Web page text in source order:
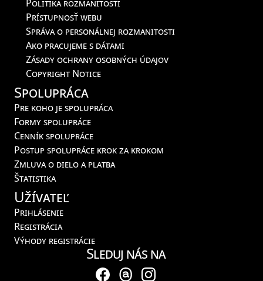
Politika rozmanitosti
Prístupnosť webu
Správa o personálnej rozmanitosti
Ako pracujeme s dátami
Zásady ochrany osobných údajov
Copyright Notice
Spolupráca
Pre koho je spolupráca
Formy spolupráce
Cenník spolupráce
Postup spolupráce krok za krokom
Zmluva o dielo a platba
Štatistika
Užívateľ
Prihlásenie
Registrácia
Výhody registrácie
Sleduj nás na